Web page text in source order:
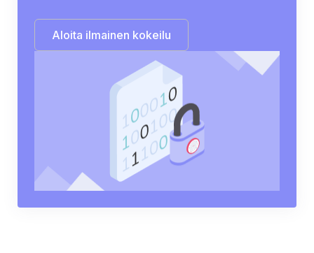
Aloita ilmainen kokeilu